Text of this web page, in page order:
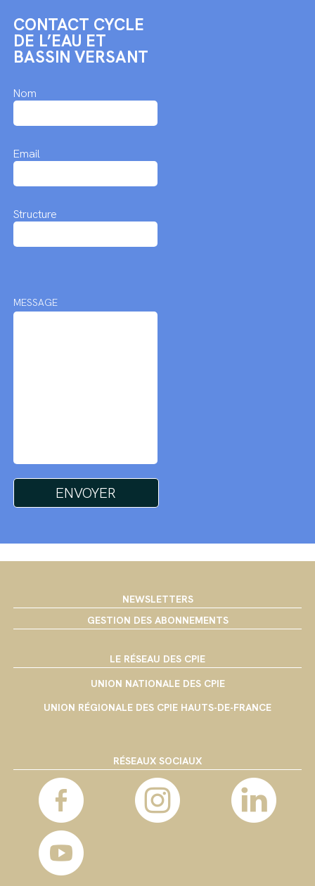
CONTACT CYCLE
DE L’EAU ET
BASSIN VERSANT
Nom
Email
Structure
MESSAGE
NEWSLETTERS
GESTION DES ABONNEMENTS
LE RÉSEAU DES CPIE
UNION NATIONALE DES CPIE
UNION RÉGIONALE DES CPIE HAUTS-DE-FRANCE
RÉSEAUX SOCIAUX